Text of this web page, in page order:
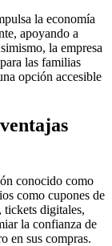
la economía
apoyando a
la empresa
las familias
opción accesible
conocido como
como cupones de
tickets digitales,
la confianza de
en sus compras.